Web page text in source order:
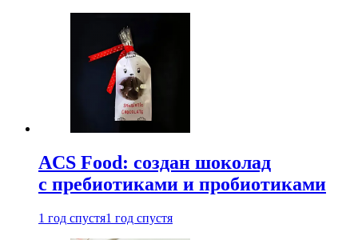
ACS Food: создан шоколад
с пребиотиками и пробиотиками
1 год спустя1 год спустя